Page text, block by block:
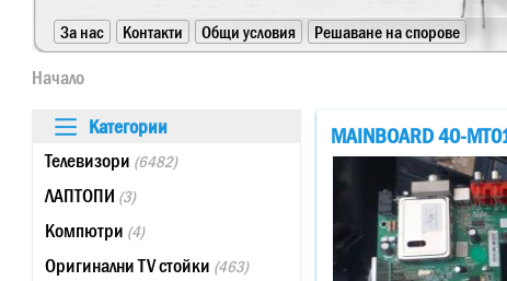
За нас Контакти Общи условия
Решаване на спорове
https://www.high-endrolex.com/24
Начало
Категории
Телевизори (6482)
ЛАПТОПИ (3)
Компютри (4)
Оригинални TV стойки (463)
MAINBOARD 40-